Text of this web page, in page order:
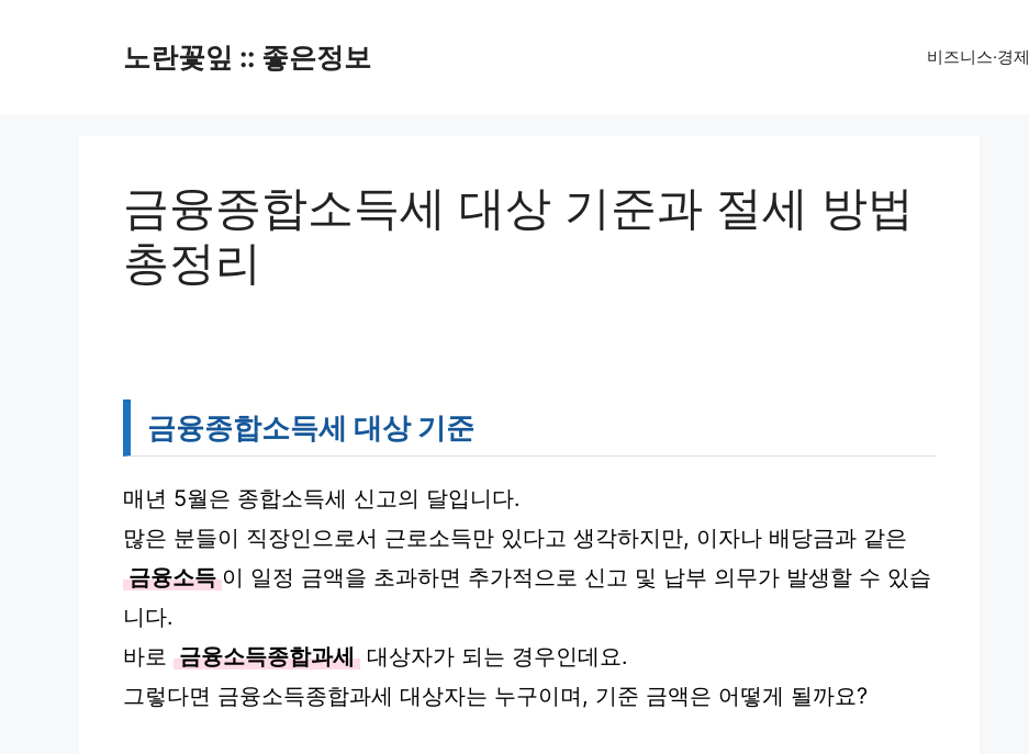
노란꽃잎 :: 좋은정보 비즈니스·경제
금융종합소득세 대상 기준과 절세 방법
총정리
금융종합소득세 대상 기준
매년 5월은 종합소득세 신고의 달입니다.
많은 분들이 직장인으로서 근로소득만 있다고 생각하지만, 이자나 배당금과 같은
금융소득 이 일정 금액을 초과하면 추가적으로 신고 및 납부 의무가 발생할 수 있습
니다.
바로 금융소득종합과세 대상자가 되는 경우인데요.
그렇다면 금융소득종합과세 대상자는 누구이며, 기준 금액은 어떻게 될까요?